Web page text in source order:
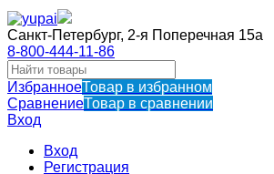
Санкт-Петербург, 2-я Поперечная 15а
8-800-444-11-86
ИзбранноеТовар в избранном
СравнениеТовар в сравнении
Вход
Вход
Регистрация